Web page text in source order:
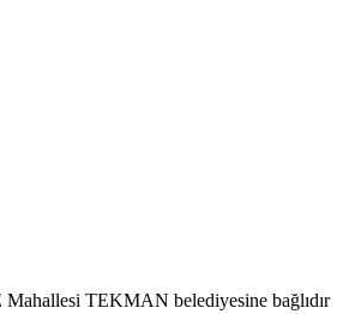
TEKMAN belediyesine bağlıdır